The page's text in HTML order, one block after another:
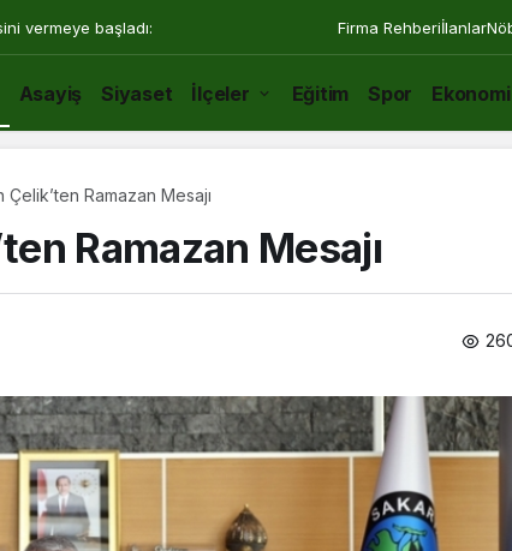
vermeye başladı: Firma Rehberiİlanlar
Asayiş Siyaset İlçeler Eğitim Spor Ekonomi
Çelik’ten Ramazan Mesajı
Ramazan Mesajı